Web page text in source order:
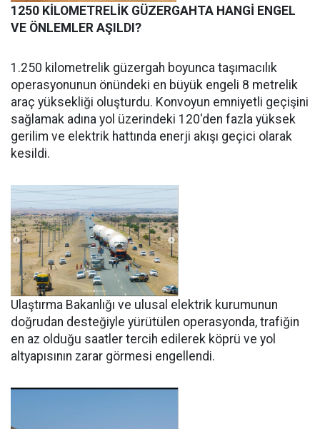
1250 KİLOMETRELİK GÜZERGAHTA HANGİ ENGEL
VE ÖNLEMLER AŞILDI?
1.250 kilometrelik güzergah boyunca taşımacılık
operasyonunun önündeki en büyük engeli 8 metrelik
araç yüksekliği oluşturdu. Konvoyun emniyetli geçişini
sağlamak adına yol üzerindeki 120'den fazla yüksek
gerilim ve elektrik hattında enerji akışı geçici olarak
kesildi.
Ulaştırma Bakanlığı ve ulusal elektrik kurumunun
doğrudan desteğiyle yürütülen operasyonda, trafiğin
en az olduğu saatler tercih edilerek köprü ve yol
altyapısının zarar görmesi engellendi.